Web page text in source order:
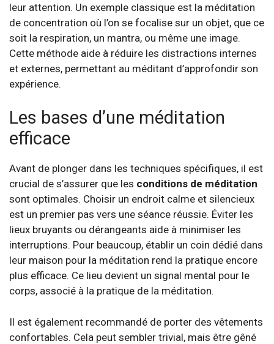
leur attention. Un exemple classique est la méditation
de concentration où l’on se focalise sur un objet, que ce
soit la respiration, un mantra, ou même une image.
Cette méthode aide à réduire les distractions internes
et externes, permettant au méditant d’approfondir son
expérience.
Les bases d’une méditation
efficace
Avant de plonger dans les techniques spécifiques, il est
crucial de s’assurer que les conditions de méditation
sont optimales. Choisir un endroit calme et silencieux
est un premier pas vers une séance réussie. Éviter les
lieux bruyants ou dérangeants aide à minimiser les
interruptions. Pour beaucoup, établir un coin dédié dans
leur maison pour la méditation rend la pratique encore
plus efficace. Ce lieu devient un signal mental pour le
corps, associé à la pratique de la méditation.
Il est également recommandé de porter des vêtements
confortables. Cela peut sembler trivial, mais être gêné